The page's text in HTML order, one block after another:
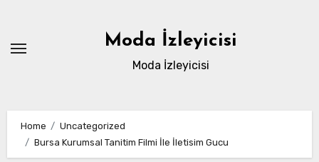
content
Moda İzleyicisi
Moda İzleyicisi
Home
Uncategorized
Bursa Kurumsal Tanitim Filmi İle İletisim Gucu